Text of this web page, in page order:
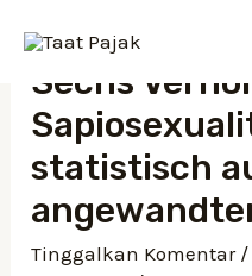
Sechs
statistisch
Tinggalkan Komentar